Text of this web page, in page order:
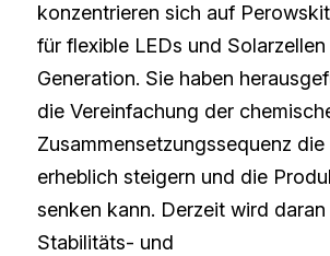
konzentrieren sich auf
für flexible LEDs und
Generation. Sie haben
die Vereinfachung der
Zusammensetzungssequenz die
erheblich steigern und die
senken kann. Derzeit wird
Stabilitäts- und